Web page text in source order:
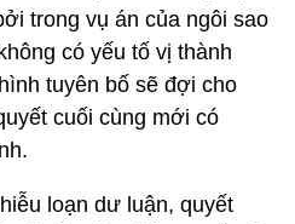
trong vụ án của ngôi sao
không có yếu tố vị thành
tuyên bố sẽ đợi cho
cuối cùng mới có
loạn dư luận, quyết